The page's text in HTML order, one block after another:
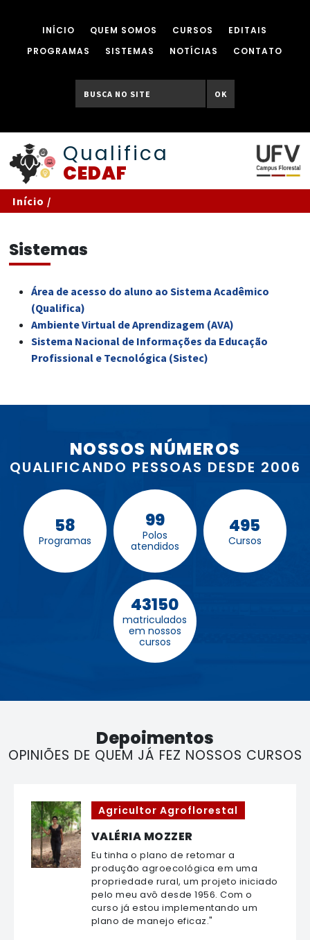
INÍCIO QUEM SOMOS CURSOS
EDITAIS
PROGRAMAS
SISTEMAS NOTÍCIAS CONTATO
OK
Qualifica
CEDAF
Início /
Sistemas
Área de acesso do aluno ao Sistema Acadêmico
(Qualifica)
Ambiente Virtual de Aprendizagem (AVA)
Sistema Nacional de Informações da Educação
Profissional e Tecnológica (Sistec)
NOSSOS NÚMEROS
QUALIFICANDO PESSOAS DESDE 2006
58
Programas
99
Polos
atendidos
495
Cursos
43150
matriculados
em nossos
cursos
Depoimentos
OPINIÕES DE QUEM JÁ FEZ NOSSOS CURSOS
Agricultor Agroflorestal
VALÉRIA MOZZER
Eu tinha o plano de retomar a
produção agroecológica em uma
propriedade rural, um projeto iniciado
pelo meu avô desde 1956. Com o
curso já estou implementando um
plano de manejo eficaz."